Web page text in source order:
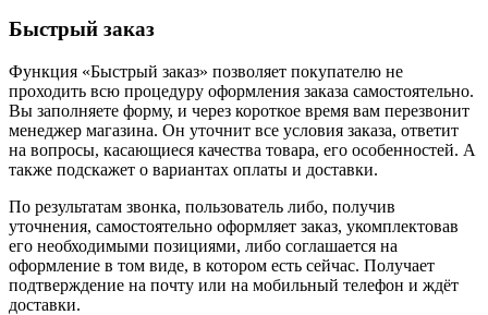
Быстрый заказ
Функция «Быстрый заказ» позволяет покупателю не
проходить всю процедуру оформления заказа самостоятельно.
Вы заполняете форму, и через короткое время вам перезвонит
менеджер магазина. Он уточнит все условия заказа, ответит
на вопросы, касающиеся качества товара, его особенностей. А
также подскажет о вариантах оплаты и доставки.
По результатам звонка, пользователь либо, получив
уточнения, самостоятельно оформляет заказ, укомплектовав
его необходимыми позициями, либо соглашается на
оформление в том виде, в котором есть сейчас. Получает
подтверждение на почту или на мобильный телефон и ждёт
доставки.